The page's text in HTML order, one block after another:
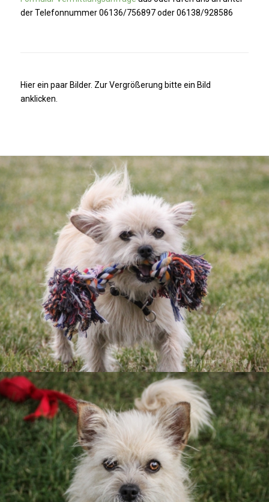
der Telefonnummer 06136/756897 oder 06138/928586
Hier ein paar Bilder. Zur Vergrößerung bitte ein Bild
anklicken.